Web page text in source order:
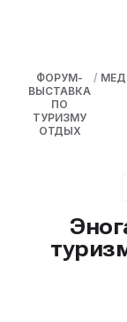
ФОРУМ-
ВЫСТАВКА
ПО
ТУРИЗМУ
ОТДЫХ
/